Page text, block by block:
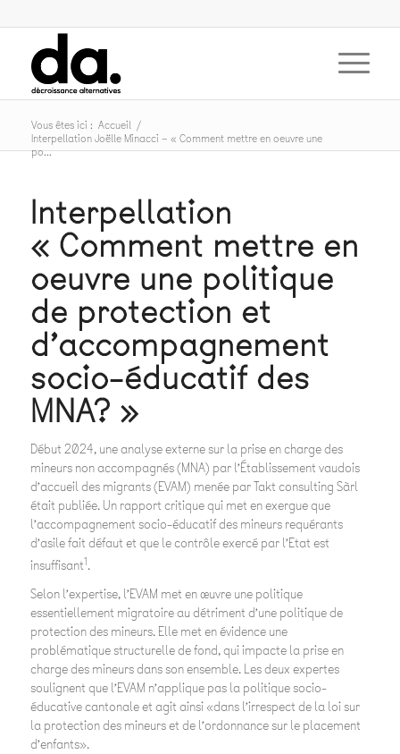
Vous êtes ici : Accueil /
Interpellation Joëlle Minacci – « Comment mettre en oeuvre une
po...
Interpellation
« Comment mettre en
oeuvre une politique
de protection et
d’accompagnement
socio-éducatif des
MNA? »
Début 2024, une analyse externe sur la prise en charge des
mineurs non accompagnés (MNA) par l’Établissement vaudois
d’accueil des migrants (EVAM) menée par Takt consulting Sàrl
était publiée. Un rapport critique qui met en exergue que
l’accompagnement socio-éducatif des mineurs requérants
d’asile fait défaut et que le contrôle exercé par l’Etat est
insuffisant1.
Selon l’expertise, l’EVAM met en œuvre une politique
essentiellement migratoire au détriment d’une politique de
protection des mineurs. Elle met en évidence une
problématique structurelle de fond, qui impacte la prise en
charge des mineurs dans son ensemble. Les deux expertes
soulignent que l’EVAM n’applique pas la politique socio-
éducative cantonale et agit ainsi «dans l’irrespect de la loi sur
la protection des mineurs et de l’ordonnance sur le placement
d’enfants».